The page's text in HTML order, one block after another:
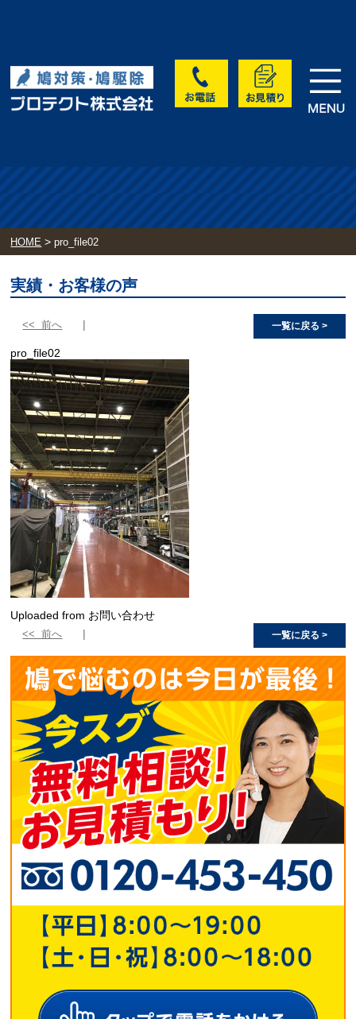
HOME >pro_file02
実績・お客様の声
<< 前へ 一覧に戻る >
pro_file02
Uploaded from お問い合わせ
<< 前へ 一覧に戻る >